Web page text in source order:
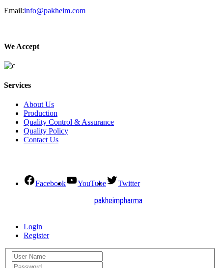
Email:info@pakheim.com
We Accept
Services
About Us
Production
Quality Control & Assurance
Quality Policy
Contact Us
Facebook YouTube Twitter
pakheimpharma
Login
Register